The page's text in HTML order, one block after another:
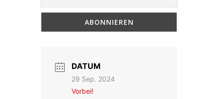
DATUM
29 Sep. 2024
Vorbei!